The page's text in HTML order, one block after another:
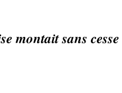
montait sans